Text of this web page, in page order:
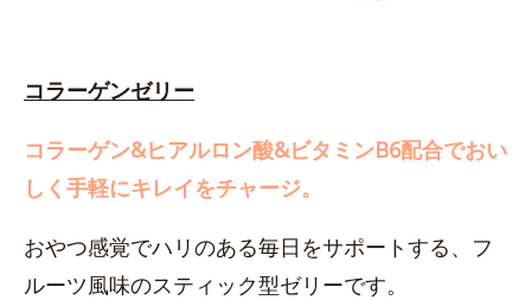
コラーゲンゼリー
コラーゲン&ヒアルロン酸&ビタミンB6配合でおい
しく手軽にキレイをチャージ。
おやつ感覚でハリのある毎日をサポートする、フ
ルーツ風味のスティック型ゼリーです。